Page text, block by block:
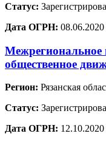
Статус:
Дата ОГРН: 08.06.2020
Межрегиональное
общественное
Регион: Рязанская
Статус:
Дата ОГРН: 12.10.2020